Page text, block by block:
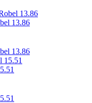
13.86
13.86